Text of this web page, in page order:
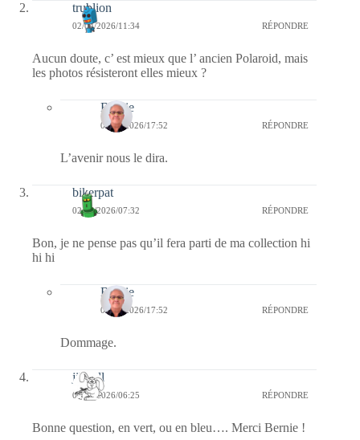
trublion
02/04/2026/11:34 RÉPONDRE
Aucun doute, c’ est mieux que l’ ancien Polaroid, mais
les photos résisteront elles mieux ?
Bernie
02/04/2026/17:52 RÉPONDRE
L’avenir nous le dira.
bikerpat
02/04/2026/07:32 RÉPONDRE
Bon, je ne pense pas qu’il fera parti de ma collection hi
hi hi
Bernie
02/04/2026/17:52 RÉPONDRE
Dommage.
jill bill
02/04/2026/06:25 RÉPONDRE
Bonne question, en vert, ou en bleu…. Merci Bernie !